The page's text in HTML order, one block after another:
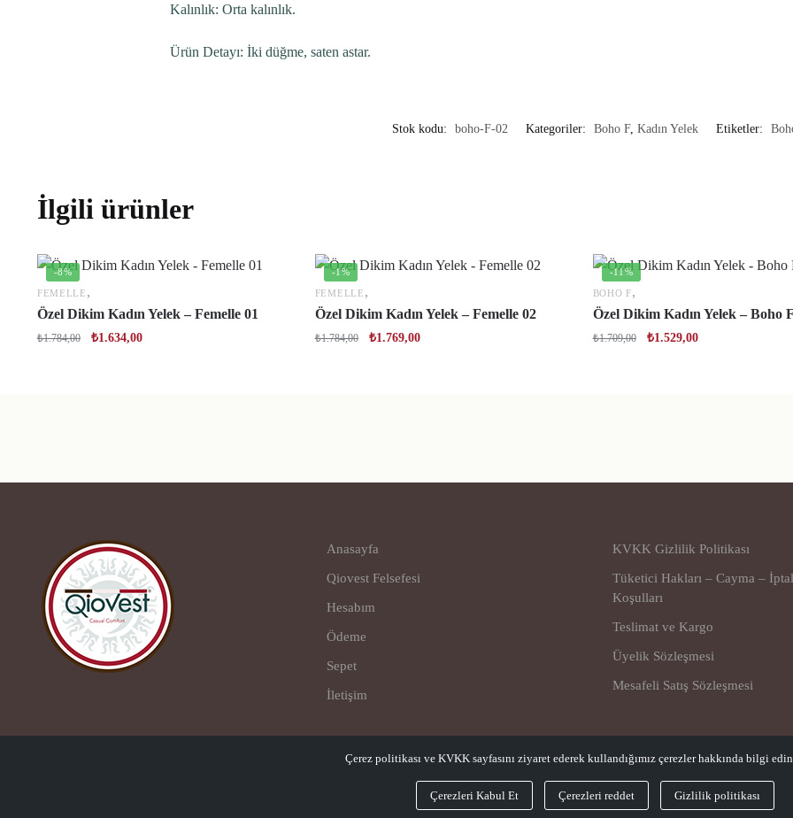
Kalınlık: Orta kalınlık.
Ürün Detayı: İki düğme, saten astar.
Stok kodu: boho-F-02 Kategoriler: Boho F, Kadın Yelek Etiketler:
İlgili ürünler
-8%
FEMELLE ,
Özel Dikim Kadın Yelek – Femelle 01
₺1.784,00 ₺1.634,00
-1%
FEMELLE ,
Özel Dikim Kadın Yelek – Femelle 02
₺1.784,00 ₺1.769,00
-11%
BOHO F,
Özel Dikim Kadın Yelek – Boho
₺1.709,00 ₺1.529,00
Anasayfa
Qiovest Felsefesi
Hesabım
Ödeme
Sepet
İletişim
KVKK Gizlilik Politikası
Tüketici Hakları – Cayma –
Koşulları
Teslimat ve Kargo
Üyelik Sözleşmesi
Mesafeli Satış Sözleşmesi
Çerez politikası ve KVKK sayfasını ziyaret ederek kullandığımız çerezler hakkında bilgi
Çerezleri Kabul Et Çerezleri reddet Gizlilik politikası